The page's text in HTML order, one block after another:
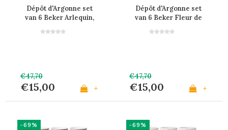
Dépôt d'Argonne set
van 6 Beker Arlequin,
€47,70
€15,00 +
Dépôt d'Argonne set
van 6 Beker Fleur de
€47,70
€15,00 +
-69% -69%